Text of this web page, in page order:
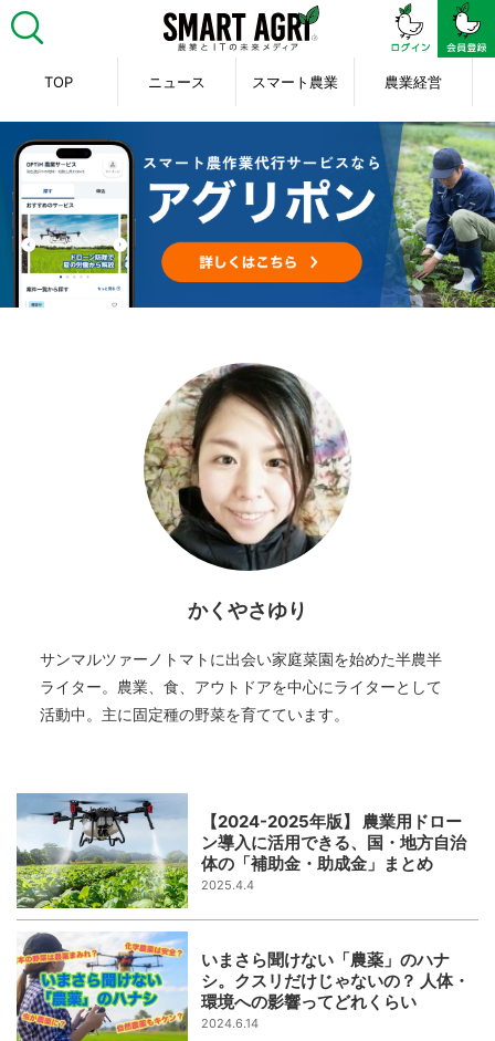
TOP ニュース スマート農業 農業経営
かくやさゆり
サンマルツァーノトマトに出会い家庭菜園を始めた半農半
ライター。農業、食、アウトドアを中心にライターとして
活動中。主に固定種の野菜を育てています。
【2024-2025年版】 農業用ドロー
ン導入に活用できる、国・地方自治
体の「補助金・助成金」まとめ
2025.4.4
いまさら聞けない「農薬」のハナ
シ。クスリだけじゃないの？ 人体・
環境への影響ってどれくらい
2024.6.14